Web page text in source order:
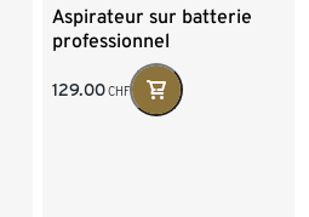
Aspirateur sur batterie
professionnel
129.00CHF